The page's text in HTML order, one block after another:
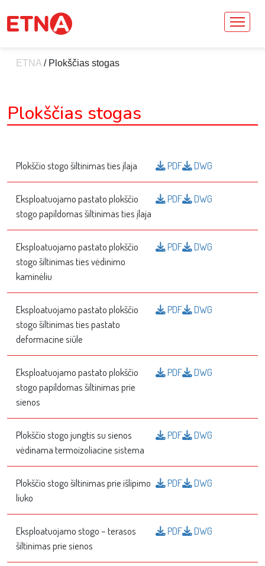
ETNA / Plokščias stogas
Plokščias stogas
Plokščio stogo šiltinimas ties įlaja PDF DWG
Eksploatuojamo pastato plokščio
stogo papildomas šiltinimas ties įlaja
PDF DWG
Eksploatuojamo pastato plokščio
stogo šiltinimas ties vėdinimo
kaminėliu
PDF DWG
Eksploatuojamo pastato plokščio
stogo šiltinimas ties pastato
deformacine siūle
PDF DWG
Eksploatuojamo pastato plokščio
stogo papildomas šiltinimas prie
sienos
PDF DWG
Plokščio stogo jungtis su sienos
vėdinama termoizoliacine sistema
PDF DWG
Plokščio stogo šiltinimas prie išlipimo
liuko
PDF DWG
Eksploatuojamo stogo – terasos
šiltinimas prie sienos
PDF DWG